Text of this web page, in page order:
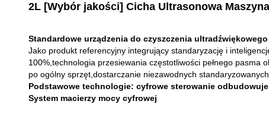
2L [Wybór jakości] Cicha Ultrasonowa
Standardowe urządzenia do czyszczenia
Jako produkt referencyjny integrujący standaryzację i
100%,technologia przesiewania częstotliwości pełnego
po ogólny sprzęt,dostarczanie niezawodnych
Podstawowe technologie: cyfrowe sterowanie
System macierzy mocy cyfrowej